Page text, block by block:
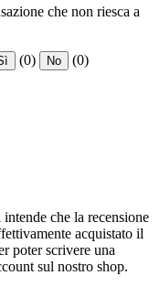
che non riesca a
(0) No (0)
che la recensione
acquistato il
poter scrivere una
sul nostro shop.